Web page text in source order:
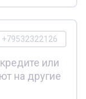
+79532322126
или
на другие